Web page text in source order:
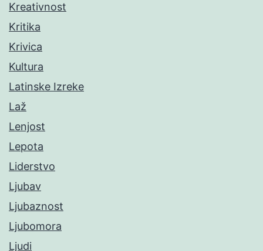
Kreativnost
Kritika
Krivica
Kultura
Latinske Izreke
Laž
Lenjost
Lepota
Liderstvo
Ljubav
Ljubaznost
Ljubomora
Ljudi